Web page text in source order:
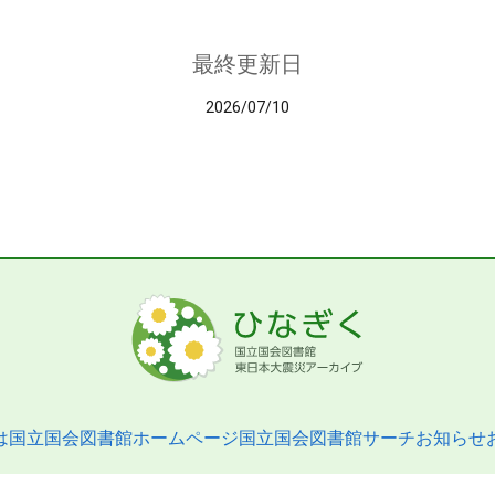
最終更新日
2026/07/10
国立国会図書館ホームページ国立国会図書館サーチお知らせ